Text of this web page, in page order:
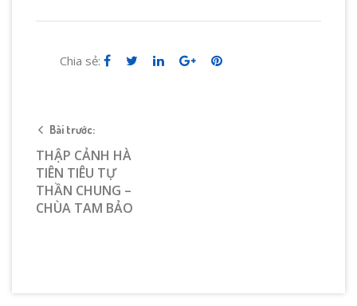
Chia sẻ:
Bài trước:
THẬP CẢNH HÀ
TIÊN TIÊU TỰ
THẦN CHUNG –
CHÙA TAM BẢO